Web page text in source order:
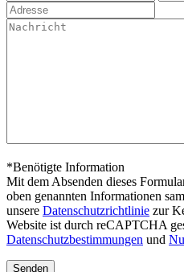
*Benötigte Information
Mit dem Absenden dieses
oben genannten Informationen
unsere Datenschutzrichtlinie zur
Website ist durch reCAPTCHA
Datenschutzbestimmungen und